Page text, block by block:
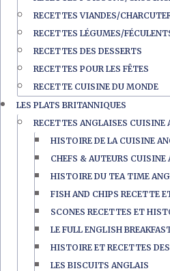
RECETTES VIANDES/
RECETTES LÉGUMES/
RECETTES DES DESSERTS
RECETTES POUR LES FÊTES
RECETTE CUISINE DU MONDE
LES PLATS BRITANNIQUES
RECETTES ANGLAISES CUISINE
HISTOIRE DE LA CUISINE
CHEFS & AUTEURS CUISINE
HISTOIRE DU TEA TIME
FISH AND CHIPS RECETTE
SCONES RECETTES ET
LE FULL ENGLISH
HISTOIRE ET RECETTES
LES BISCUITS ANGLAIS